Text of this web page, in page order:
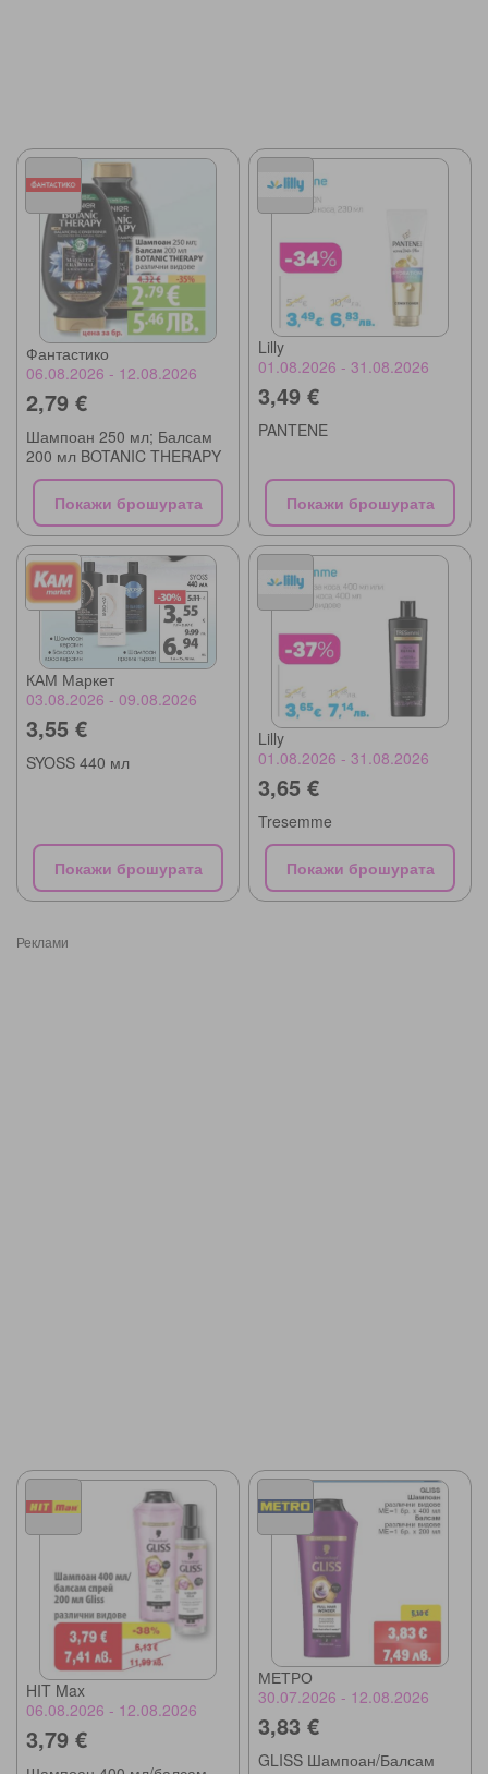
Фантастико
06.08.2026 - 12.08.2026
2,79 €
Шампоан 250 мл; Балсам
200 мл BOTANIC THERAPY
Покажи брошурата
Lilly
01.08.2026 - 31.08.2026
3,49 €
PANTENE
Покажи брошурата
КАМ Маркет
03.08.2026 - 09.08.2026
3,55 €
SYOSS 440 мл
Покажи брошурата
Lilly
01.08.2026 - 31.08.2026
3,65 €
Tresemme
Покажи брошурата
Реклами
HIT Max
06.08.2026 - 12.08.2026
3,79 €
МЕТРО
30.07.2026 - 12.08.2026
3,83 €
GLISS Шампоан/Балсам